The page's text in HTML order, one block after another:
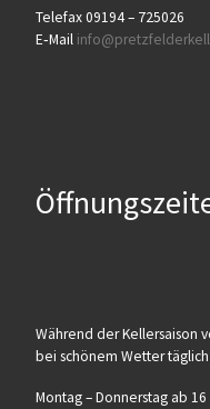
Tele­fax 09194 – 725026
E‑Mail
Wäh­rend der Kel­ler­sai­son
bei schö­nem Wet­ter
Mon­tag – Don­ners­tag ab 16